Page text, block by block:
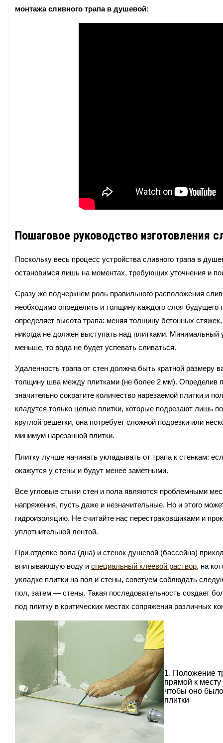
монтажа сливного трапа в душевой:
Пошаговое руководство изготовления
Поскольку весь процесс устройства сливного трапа в
остановимся лишь на моментах, требующих уточнения и
Сразу же подчеркнем роль правильного расположения
необходимо определить и толщину каждого слоя
определяет высота трапа: меняя толщину бетонных
никогда не должен выступать над плитками.
меньше, то вода не будет успевать сливаться.
Удаленность трапа от стен должна быть кратной размеру
толщину шва между плитками (не более 2 мм). Определив
значительно сократите количество нарезаемой плитки и
кладутся только целые плитки, которые подрезают лишь
круглой решетки, она потребует сложной подрезки или
минимум нарезанной плитки.
Плитку лучше начинать укладывать от трапа к стенкам:
окажутся у стены и будут менее заметными.
Все угловые стыки стен и пола являются проблемными
напряжения, пусть даже и незначительные. Но и этого
гидроизоляцию. Не считайте нас перестраховщиками и
уплотнительной лентой.
При отделке пола (дна) и стенок душевой (бассейна)
впитывающую воду и специальный клеевой раствор, на
укладке плитки на пол и стены, советуем соблюдать
пол, затем — стены. Такая последовательность создает
под плитку в критических местах сопряжения различных
1. Положение
прямой к
чтобы оно
плитки